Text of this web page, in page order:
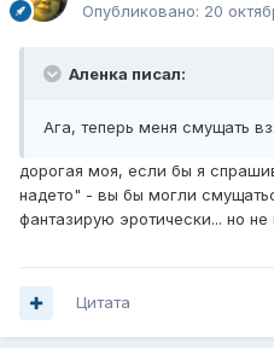
Опубликовано: 20
Аленка писал:
Ага, теперь меня смущать
дорогая моя, если бы я
надето" - вы бы могли
фантазирую эротически... но не
Цитата